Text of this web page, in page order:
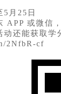
月25日
APP 或微信
动还能获取学
2NfbR-cf